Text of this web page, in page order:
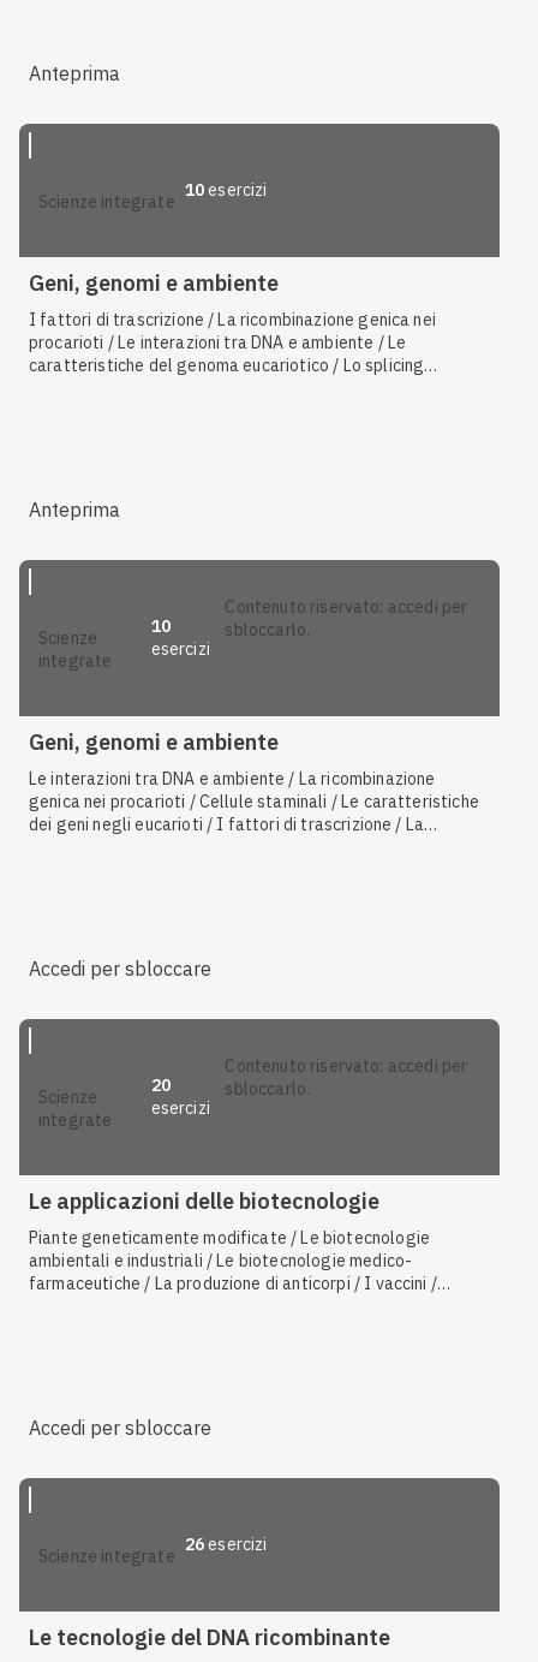
Anteprima
scienze integrate
10 esercizi
Geni, genomi e ambiente
I fattori di trascrizione / La ricombinazione genica nei
procarioti / Le interazioni tra DNA e ambiente / Le
caratteristiche del genoma eucariotico / Lo splicing
Anteprima
scienze
integrate
10
esercizi
contenuto riservato: accedi per
sbloccarlo.
Geni, genomi e ambiente
Le interazioni tra DNA e ambiente / La ricombinazione
genica nei procarioti / Cellule staminali / Le caratteristiche
dei geni negli eucarioti / I fattori di trascrizione / La
Accedi per sbloccare
scienze
integrate
20
esercizi
contenuto riservato: accedi per
sbloccarlo.
Le applicazioni delle biotecnologie
Piante geneticamente modificate / Le biotecnologie
ambientali e industriali / Le biotecnologie medico-
farmaceutiche / La produzione di anticorpi / I vaccini /
Accedi per sbloccare
scienze integrate
26 esercizi
Le tecnologie del DNA ricombinante